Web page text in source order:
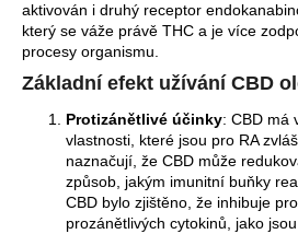
aktivován i druhý receptor
který se váže právě THC a je více
procesy organismu.
Základní efekt užívání CBD
Protizánětlivé účinky: CBD má
vlastnosti, které jsou pro RA
naznačují, že CBD může
způsob, jakým imunitní buňky
CBD bylo zjištěno, že inhibuje
prozánětlivých cytokinů, jako
TAO
SHEN
LING
BYLINNÁ
PODLE